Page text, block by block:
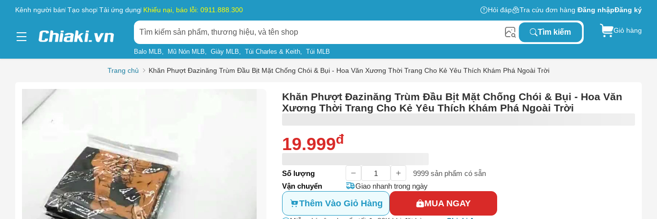
Kênh người bán Tạo shop Tải ứng dụng Khiếu nại, báo lỗi: 0911.888.300 Hỏi đáp Tra cứu đơn hàng Đăng nhậpĐăng ký
Tìm kiếm
Balo MLB Mũ Nón MLB Giày MLB Túi Charles & Keith Túi MLB
Giỏ hàng
Trang chủ Khăn Phượt Đazinăng Trùm Đầu Bịt Mặt Chống Chói & Bụi - Hoa Văn Xương Thời Trang Cho Kẻ Yêu Thích Khám Phá Ngoài Trời
Khăn Phượt Đazinăng Trùm Đầu Bịt Mặt Chống Chói & Bụi - Hoa Văn
Xương Thời Trang Cho Kẻ Yêu Thích Khám Phá Ngoài Trời
19.999đ
Số lượng 9999 sản phẩm có sẵn
Vận chuyển
Giao nhanh trong ngày
Thêm Vào Giỏ Hàng MUA NGAY
Sản phẩm có dấu hiệu lừa đảo